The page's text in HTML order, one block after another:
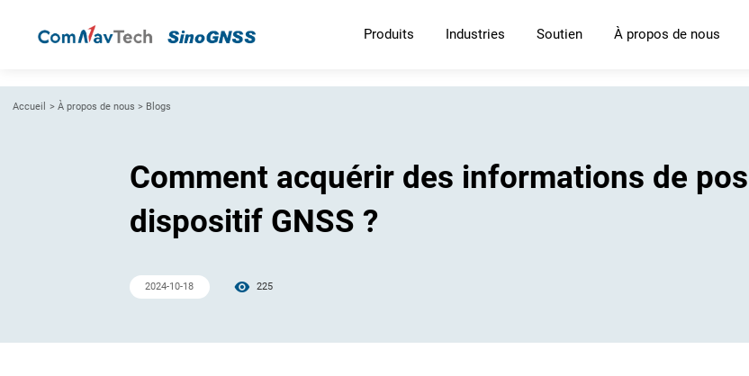
Produits Industries Soutien À propos de nous
Accueil > À propos de nous > Blogs
Comment acquérir des informations de
dispositif GNSS ?
2024-10-18 225